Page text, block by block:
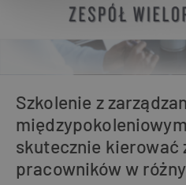
Szkolenie z
skutecznie kierować
pracowników w